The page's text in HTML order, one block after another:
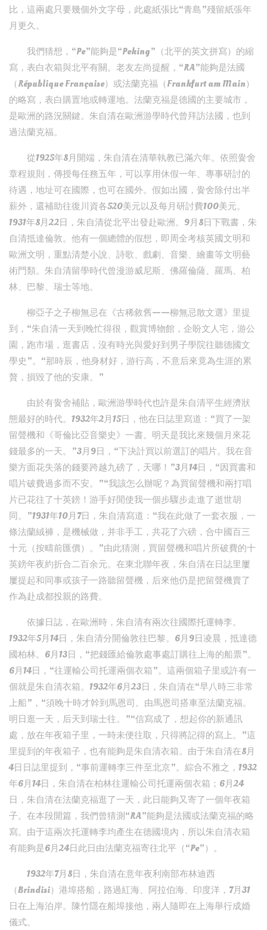
比，這兩處只要幾個外文字母，此處紙張比“青島”殘留紙張年
月更久。
我們猜想，“Pe”能夠是“Peking”（北平的英文拼寫）的縮
寫，表白衣箱與北平有關。老友左尚提醒，“RA”能夠是法國
（République Française）或法蘭克福（Frankfurt am Main）
的略寫，表白購置地或轉運地。法蘭克福是德國的主要城市，
是歐洲的路況關鍵。朱自清在歐洲游學時代曾拜訪法國，也到
過法蘭克福。
從1925年8月開端，朱自清在清華執教已滿六年。依照黌舍
章程規則，傳授每任務五年，可以享用休假一年、專事研討的
待遇，地址可在國際，也可在國外。假如出國，黌舍除付出半
薪外，還補助往復川資各520美元以及每月研討費100美元。
1931年8月22日，朱自清從北平出發赴歐洲。9月8日下戰書，朱
自清抵達倫敦。他有一個總體的假想，即周全考核英國文明和
歐洲文明，重點清楚小說、詩歌、戲劇、音樂、繪畫等文明藝
術門類。朱自清留學時代曾漫游威尼斯、佛羅倫薩、羅馬、柏
林、巴黎、瑞士等地。
柳亞子之子柳無忌在《古稀敘舊——柳無忌散文選》里提
到，“朱自清一天到晚忙得很，觀賞博物館，企盼文人宅，游公
園，跑市場，逛書店，沒有時光與愛好到男子學院往聽德國文
學史”。“那時辰，他身材好，游行高，不意后來竟為生涯的累
贅，損毀了他的安康。”
由於有黌舍補貼，歐洲游學時代也許是朱自清平生經濟狀
態最好的時代。1932年2月15日，他在日誌里寫道：“買了一架
留聲機和《哥倫比亞音樂史》一書。明天是我比來幾個月來花
錢最多的一天。”3月9日，“下決計買以前選訂的唱片。我在音
樂方面花失落的錢要跨越九磅了，天哪！”3月14日，“因買書和
唱片破費過多而不安。”“我該怎么辦呢？為買留聲機和兩打唱
片已花往了十英鎊！游手好閒使我一個步驟步走進了逝世胡
同。”1931年10月7日，朱自清寫道：“我在此做了一套衣服，一
條法蘭絨褲，是機械做，并非手工，共花了六磅，合中國百三
十元（按疇前匯價）。”由此猜測，買留聲機和唱片所破費的十
英鎊年夜約折合二百余元。在東北聯年夜，朱自清在日誌里屢
屢提起和同事或孩子一路聽留聲機，后來他仍是把留聲機賣了
作為赴成都投親的路費。
依據日誌，在歐洲時，朱自清有兩次往國際托運轉李。
1932年5月14日，朱自清分開倫敦往巴黎。6月9日凌晨，抵達德
國柏林。6月13日，“把錢匯給倫敦處事處訂購往上海的船票”。
6月14日，“往運輸公司托運兩個衣箱”。這兩個箱子里或許有一
個就是朱自清衣箱。1932年6月23日，朱自清在“早八時三非常
上船”，“須晚十時才幹到馬恩司。由馬恩司搭車至法蘭克福。
明日逛一天，后天到瑞士往。”“信寫成了，想起你的新通訊
處，放在年夜箱子里，一時未便往取，只得將記得的寫上。”這
里提到的年夜箱子，也有能夠是朱自清衣箱。由于朱自清在8月
4日日誌里提到，“事前運轉李三件至北京”。綜合不雅之，1932
年6月14日，朱自清在柏林往運輸公司托運兩個衣箱；6月24
日，朱自清在法蘭克福逛了一天，此日能夠又寄了一個年夜箱
子。在本段開篇，我們曾猜測“RA”能夠是法國或法蘭克福的略
寫。由于這兩次托運轉李均產生在德國境內，所以朱自清衣箱
有能夠是6月24日此日由法蘭克福寄往北平（“Pe”）。
1932年7月8日，朱自清在意年夜利南部布林迪西
（Brindisi）港埠搭船，路過紅海、阿拉伯海、印度洋，7月31
日在上海泊岸。陳竹隱在船埠接他，兩人隨即在上海舉行成婚
儀式。